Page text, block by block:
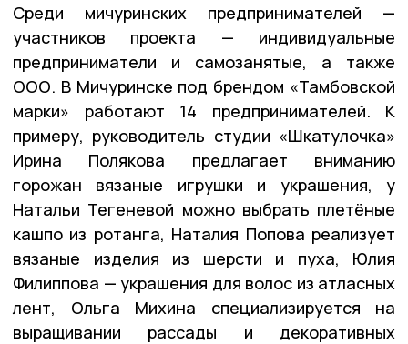
Среди мичуринских предпринимателей —
участников проекта — индивидуальные
предприниматели и самозанятые, а также
ООО. В Мичуринске под брендом «Тамбовской
марки» работают 14 предпринимателей. К
примеру, руководитель студии «Шкатулочка»
Ирина Полякова предлагает вниманию
горожан вязаные игрушки и украшения, у
Натальи Тегеневой можно выбрать плетёные
кашпо из ротанга, Наталия Попова реализует
вязаные изделия из шерсти и пуха, Юлия
Филиппова — украшения для волос из атласных
лент, Ольга Михина специализируется на
выращивании рассады и декоративных